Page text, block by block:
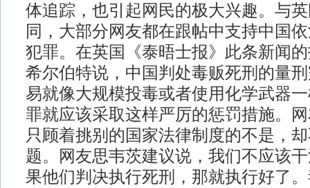
体追踪，也引起网民的极大兴趣。与
同，大部分网友都在跟帖中支持中国
犯罪。在英国《泰晤士报》此条新闻
希尔伯特说，中国判处毒贩死刑的量
易就像大规模投毒或者使用化学武器
罪就应该采取这样严厉的惩罚措施。
只顾着挑别的国家法律制度的不是，
题。网友思韦茨建议说，我们不应该
果他们判决执行死刑，那就执行好了